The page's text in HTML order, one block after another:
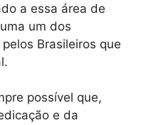
a essa área de
um dos
Brasileiros que
possível que,
e da